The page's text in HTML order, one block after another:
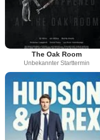
The Oak Room
Unbekannter Starttermin